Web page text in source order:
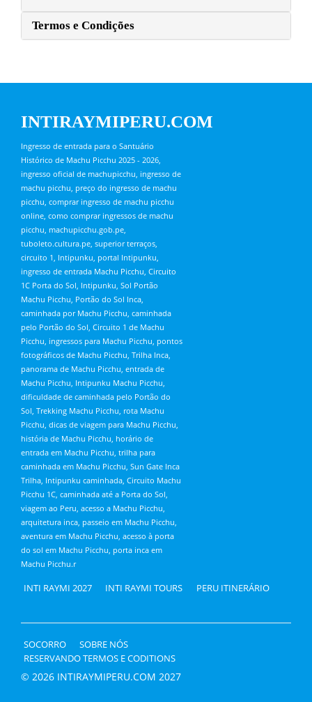
Termos e Condições
INTIRAYMIPERU.COM
Ingresso de entrada para o Santuário
Histórico de Machu Picchu 2025 - 2026,
ingresso oficial de machupicchu, ingresso de
machu picchu, preço do ingresso de machu
picchu, comprar ingresso de machu picchu
online, como comprar ingressos de machu
picchu, machupicchu.gob.pe,
tuboleto.cultura.pe, superior terraços,
circuito 1, Intipunku, portal Intipunku,
ingresso de entrada Machu Picchu, Circuito
1C Porta do Sol, Intipunku, Sol Portão
Machu Picchu, Portão do Sol Inca,
caminhada por Machu Picchu, caminhada
pelo Portão do Sol, Circuito 1 de Machu
Picchu, ingressos para Machu Picchu, pontos
fotográficos de Machu Picchu, Trilha Inca,
panorama de Machu Picchu, entrada de
Machu Picchu, Intipunku Machu Picchu,
dificuldade de caminhada pelo Portão do
Sol, Trekking Machu Picchu, rota Machu
Picchu, dicas de viagem para Machu Picchu,
história de Machu Picchu, horário de
entrada em Machu Picchu, trilha para
caminhada em Machu Picchu, Sun Gate Inca
Trilha, Intipunku caminhada, Circuito Machu
Picchu 1C, caminhada até a Porta do Sol,
viagem ao Peru, acesso a Machu Picchu,
arquitetura inca, passeio em Machu Picchu,
aventura em Machu Picchu, acesso à porta
do sol em Machu Picchu, porta inca em
Machu Picchu.r
INTI RAYMI 2027 INTI RAYMI TOURS PERU ITINERÁRIO
SOCORRO
SOBRE NÓS
RESERVANDO TERMOS E CODITIONS
© 2026 INTIRAYMIPERU.COM 2027